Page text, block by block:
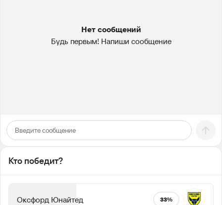
Нет сообщений
Будь первым! Напиши сообщение
Кто победит?
Оксфорд Юнайтед 33%